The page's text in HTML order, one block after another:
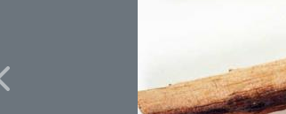
Previous